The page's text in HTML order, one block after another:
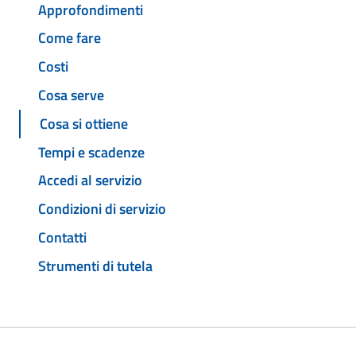
Approfondimenti
Come fare
Costi
Cosa serve
Cosa si ottiene
Tempi e scadenze
Accedi al servizio
Condizioni di servizio
Contatti
Strumenti di tutela